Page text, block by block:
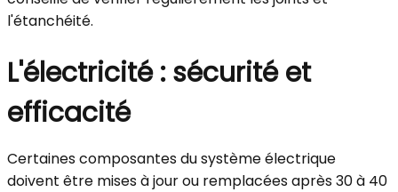
l'étanchéité.
L'électricité : sécurité et
efficacité
Certaines composantes du système électrique
doivent être mises à jour ou remplacées après 30 à 40